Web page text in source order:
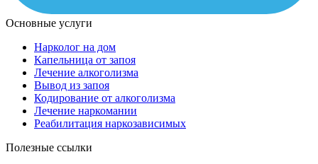
Основные услуги
Нарколог на дом
Капельница от запоя
Лечение алкоголизма
Вывод из запоя
Кодирование от алкоголизма
Лечение наркомании
Реабилитация наркозависимых
Полезные ссылки